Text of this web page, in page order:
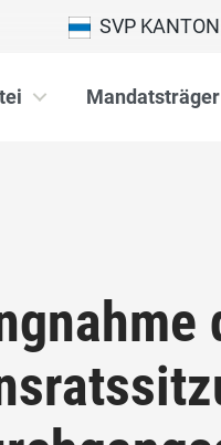
SVP
Mandatsträger